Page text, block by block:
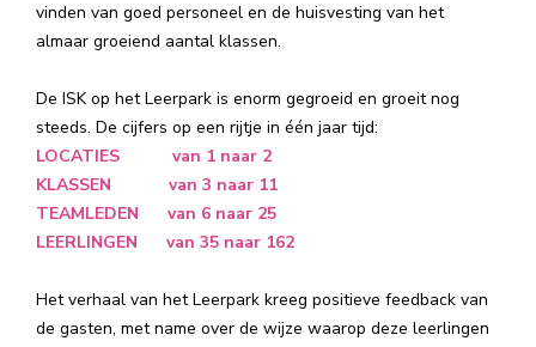
vinden van goed personeel en de huisvesting van het
almaar groeiend aantal klassen.
De ISK op het Leerpark is enorm gegroeid en groeit nog
steeds. De cijfers op een rijtje in één jaar tijd:
LOCATIES van 1 naar 2
KLASSEN van 3 naar 11
TEAMLEDEN van 6 naar 25
LEERLINGEN van 35 naar 162
Het verhaal van het Leerpark kreeg positieve feedback van
de gasten, met name over de wijze waarop deze leerlingen